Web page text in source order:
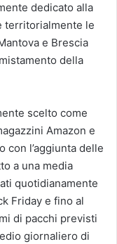
dedicato alla
territorialmente le
e Brescia
della
scelto come
Amazon e
con l’aggiunta delle
a una media
quotidianamente
Friday e fino al
di pacchi previsti
giornaliero di